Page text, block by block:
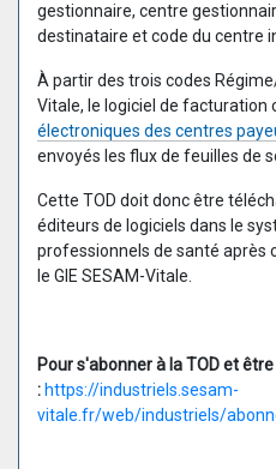
gestionnaire, centre
destinataire et code du centre
À partir des trois codes
Vitale, le logiciel de facturation
électroniques des centres
envoyés les flux de feuilles de
Cette TOD doit donc être
éditeurs de logiciels dans le
professionnels de santé après
le GIE SESAM-Vitale.
Pour s'abonner à la TOD et
: https://industriels.sesam-
vitale.fr/web/industriels/